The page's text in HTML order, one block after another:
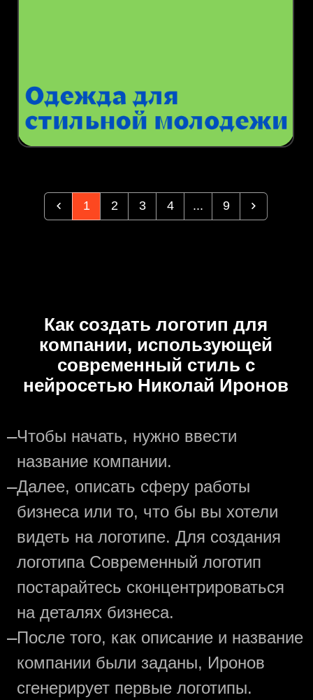
1 2 3 4 ... 9
Как создать логотип для
компании, использующей
современный стиль с
нейросетью Николай Иронов
—Чтобы начать, нужно ввести
название компании.
—Далее, описать сферу работы
бизнеса или то, что бы вы хотели
видеть на логотипе. Для создания
логотипа Современный логотип
постарайтесь сконцентрироваться
на деталях бизнеса.
—После того, как описание и название
компании были заданы, Иронов
сгенерирует первые логотипы.